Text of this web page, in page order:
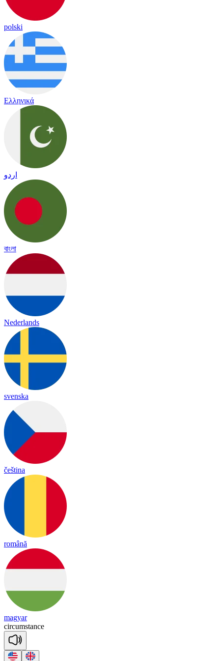
polski
Ελληνικά
اردو
বাংলা
Nederlands
svenska
čeština
română
magyar
circumstance